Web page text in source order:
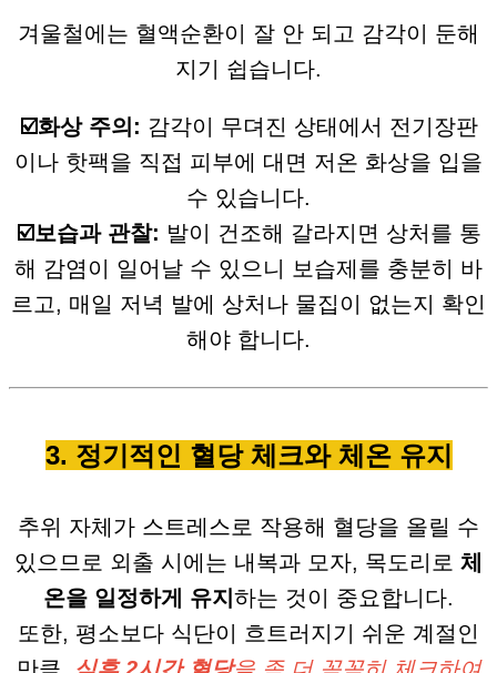
겨울철에는 혈액순환이 잘 안 되고 감각이 둔해
지기 쉽습니다.
☑️화상 주의: 감각이 무뎌진 상태에서 전기장판
이나 핫팩을 직접 피부에 대면 저온 화상을 입을
수 있습니다.
☑️보습과 관찰: 발이 건조해 갈라지면 상처를 통
해 감염이 일어날 수 있으니 보습제를 충분히 바
르고, 매일 저녁 발에 상처나 물집이 없는지 확인
해야 합니다.
3. 정기적인 혈당 체크와 체온 유지
추위 자체가 스트레스로 작용해 혈당을 올릴 수
있으므로 외출 시에는 내복과 모자, 목도리로 체
온을 일정하게 유지 하는 것이 중요합니다.
또한, 평소보다 식단이 흐트러지기 쉬운 계절인